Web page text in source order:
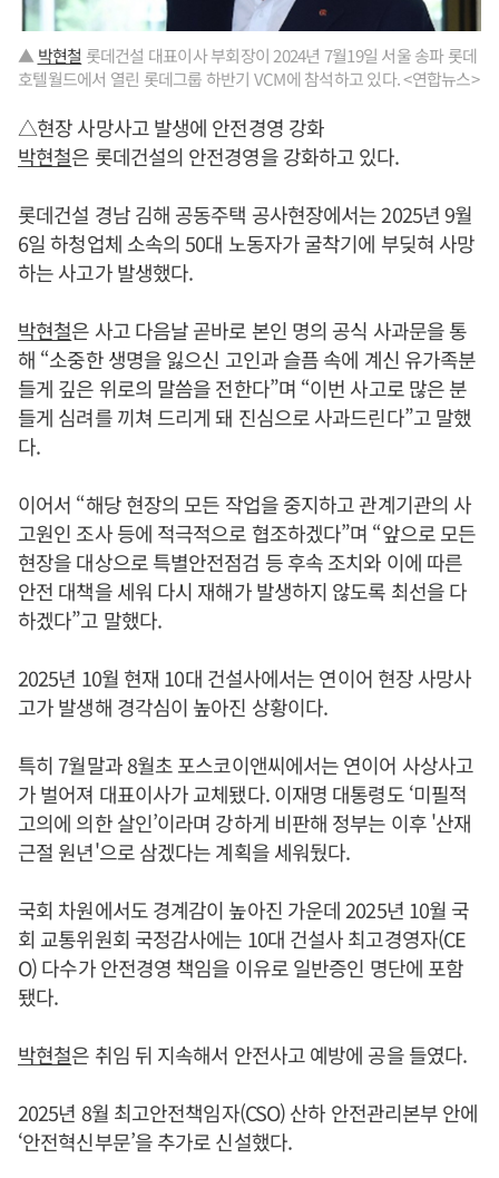
▲ 박현철 롯데건설 대표이사 부회장이 2024년 7월19일 서울 송파 롯데
호텔월드에서 열린 롯데그룹 하반기 VCM에 참석하고 있다. <연합뉴스>
△현장 사망사고 발생에 안전경영 강화
박현철은 롯데건설의 안전경영을 강화하고 있다.
롯데건설 경남 김해 공동주택 공사현장에서는 2025년 9월
6일 하청업체 소속의 50대 노동자가 굴착기에 부딪혀 사망
하는 사고가 발생했다.
박현철은 사고 다음날 곧바로 본인 명의 공식 사과문을 통
해 “소중한 생명을 잃으신 고인과 슬픔 속에 계신 유가족분
들게 깊은 위로의 말씀을 전한다”며 “이번 사고로 많은 분
들게 심려를 끼쳐 드리게 돼 진심으로 사과드린다”고 말했
다.
이어서 “해당 현장의 모든 작업을 중지하고 관계기관의 사
고원인 조사 등에 적극적으로 협조하겠다”며 “앞으로 모든
현장을 대상으로 특별안전점검 등 후속 조치와 이에 따른
안전 대책을 세워 다시 재해가 발생하지 않도록 최선을 다
하겠다”고 말했다.
2025년 10월 현재 10대 건설사에서는 연이어 현장 사망사
고가 발생해 경각심이 높아진 상황이다.
특히 7월말과 8월초 포스코이앤씨에서는 연이어 사상사고
가 벌어져 대표이사가 교체됐다. 이재명 대통령도 ‘미필적
고의에 의한 살인’이라며 강하게 비판해 정부는 이후 '산재
근절 원년'으로 삼겠다는 계획을 세워뒀다.
국회 차원에서도 경계감이 높아진 가운데 2025년 10월 국
회 교통위원회 국정감사에는 10대 건설사 최고경영자(CE
O) 다수가 안전경영 책임을 이유로 일반증인 명단에 포함
됐다.
박현철은 취임 뒤 지속해서 안전사고 예방에 공을 들였다.
2025년 8월 최고안전책임자(CSO) 산하 안전관리본부 안에
‘안전혁신부문’을 추가로 신설했다.